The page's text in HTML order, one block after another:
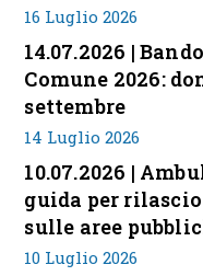
16 Luglio 2026
14.07.2026 |
Comune 2026:
settembre
14 Luglio 2026
10.07.2026 |
guida per
sulle aree
10 Luglio 2026